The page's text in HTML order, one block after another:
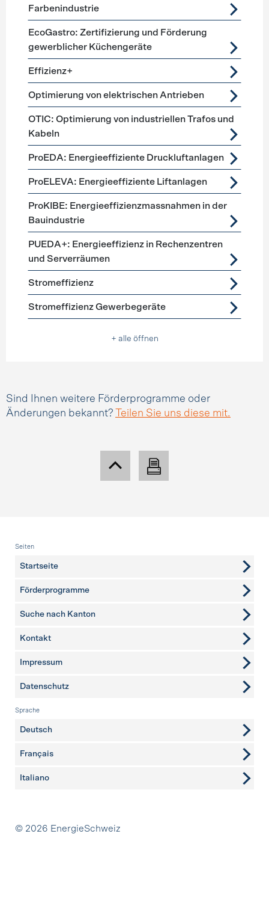
Farbenindustrie
EcoGastro: Zertifizierung und Förderung
gewerblicher Küchengeräte
Effizienz+
Optimierung von elektrischen Antrieben
OTIC: Optimierung von industriellen Trafos und
Kabeln
ProEDA: Energieeffiziente Druckluftanlagen
ProELEVA: Energieeffiziente Liftanlagen
ProKIBE: Energieeffizienzmassnahmen in der
Bauindustrie
PUEDA+: Energieeffizienz in Rechenzentren
und Serverräumen
Stromeffizienz
Stromeffizienz Gewerbegeräte
+ alle öffnen
Sind Ihnen weitere Förderprogramme oder
Änderungen bekannt?
Teilen Sie uns diese mit.
Fusszeile
Seiten
Startseite
Förderprogramme
Suche nach Kanton
weitere Seiten
Kontakt
Impressum
Datenschutz
Sprache
Deutsch
Français
Italiano
Partner
© 2026 EnergieSchweiz